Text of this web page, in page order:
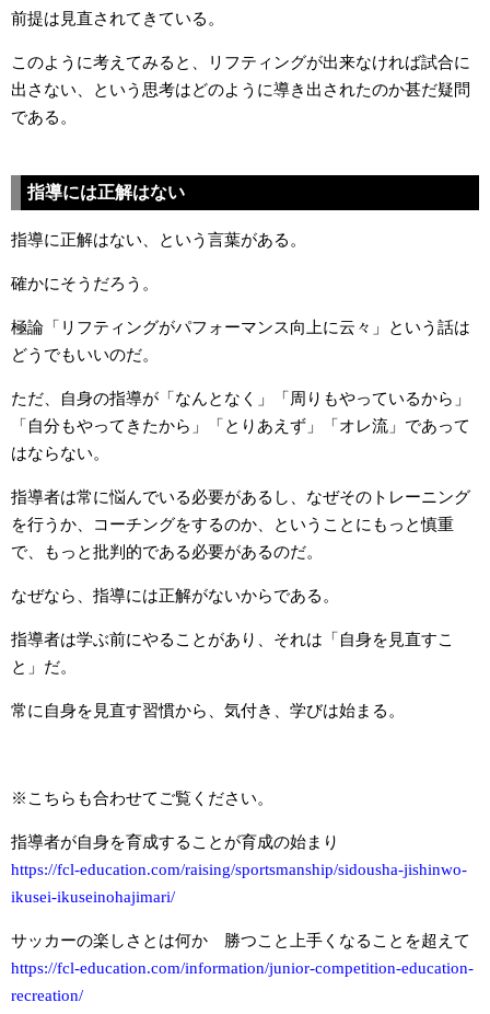
前提は見直されてきている。
このように考えてみると、リフティングが出来なければ試合に
出さない、という思考はどのように導き出されたのか甚だ疑問
である。
指導には正解はない
指導に正解はない、という言葉がある。
確かにそうだろう。
極論「リフティングがパフォーマンス向上に云々」という話は
どうでもいいのだ。
ただ、自身の指導が 「なんとなく」「周りもやっているから」
「自分もやってきたから」「とりあえず」「オレ流」であって
はならない。
指導者は常に悩んでいる必要があるし、なぜそのトレーニング
を行うか、コーチングをするのか、ということにもっと慎重
で、もっと批判的である必要があるのだ。
なぜなら、指導には正解がないからである。
指導者は学ぶ前にやることがあり、それは「自身を見直すこ
と」だ。
常に自身を見直す習慣から、気付き、学びは始まる。
※こちらも合わせてご覧ください。
指導者が自身を育成することが育成の始まり
https://fcl-education.com/raising/sportsmanship/sidousha-jishinwo-
ikusei-ikuseinohajimari/
サッカーの楽しさとは何か 勝つこと上手くなることを超えて
https://fcl-education.com/information/junior-competition-education-
recreation/